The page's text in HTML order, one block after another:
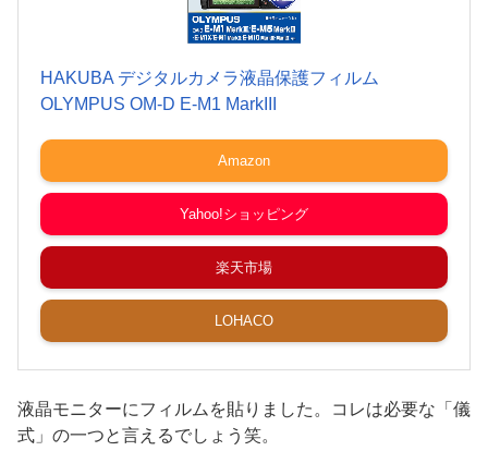
HAKUBA デジタルカメラ液晶保護フィルム
OLYMPUS OM-D E-M1 MarkIII
Amazon
Yahoo!ショッピング
楽天市場
LOHACO
液晶モニターにフィルムを貼りました。コレは必要な「儀
式」の一つと言えるでしょう笑。